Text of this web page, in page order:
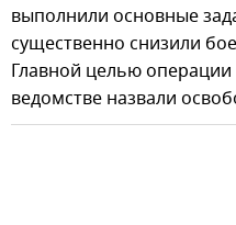
выполнили основные
существенно снизили
Главной целью
ведомстве назвали